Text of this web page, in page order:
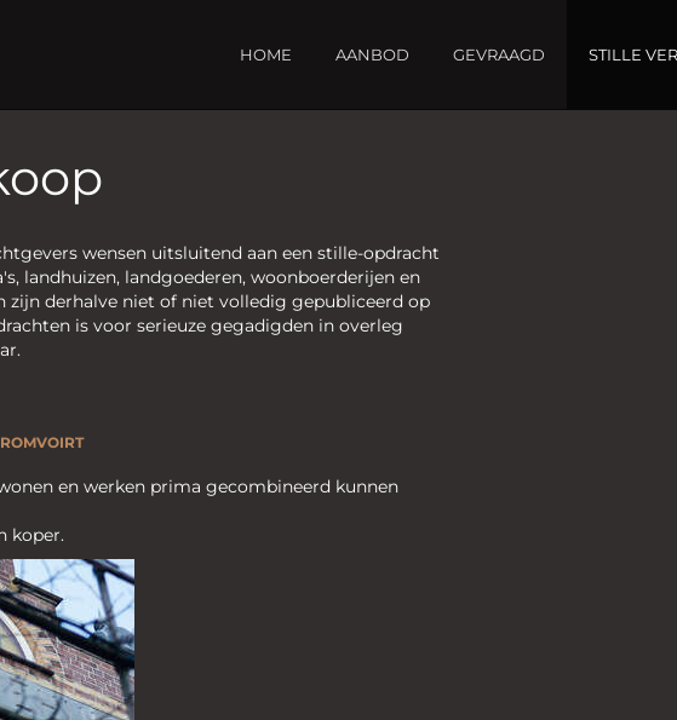
HOME AANBOD GEVRAAGD STILLE
wensen uitsluitend aan een stille-opdracht
landhuizen, landgoederen, woonboerderijen en
zijn derhalve niet of niet volledig gepubliceerd op
is voor serieuze gegadigden in overleg
en werken prima gecombineerd kunnen
koper.